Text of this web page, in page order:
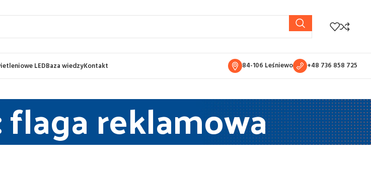
LEDBaza wiedzyKontakt 84-106 Leśniewo +48 736 858 725
flaga reklamowa